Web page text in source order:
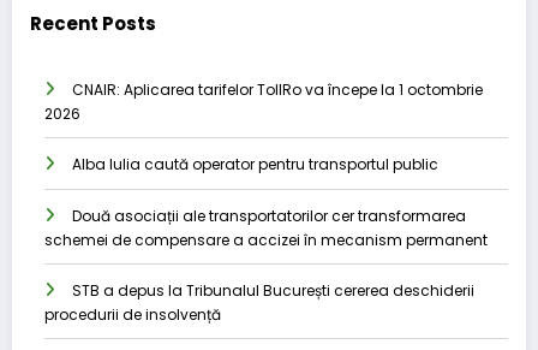
Recent Posts
CNAIR: Aplicarea tarifelor TollRo va începe la 1 octombrie
2026
Alba Iulia caută operator pentru transportul public
Două asociații ale transportatorilor cer transformarea
schemei de compensare a accizei în mecanism permanent
STB a depus la Tribunalul București cererea deschiderii
procedurii de insolvență